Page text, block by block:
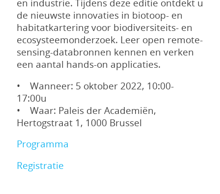
en industrie. Tijdens deze editie ontdekt u
de nieuwste innovaties in biotoop- en
habitatkartering voor biodiversiteits- en
ecosysteemonderzoek. Leer open remote-
sensing-databronnen kennen en verken
een aantal hands-on applicaties.
• Wanneer: 5 oktober 2022, 10:00-
17:00u
• Waar: Paleis der Academiën,
Hertogstraat 1, 1000 Brussel
Programma
Registratie